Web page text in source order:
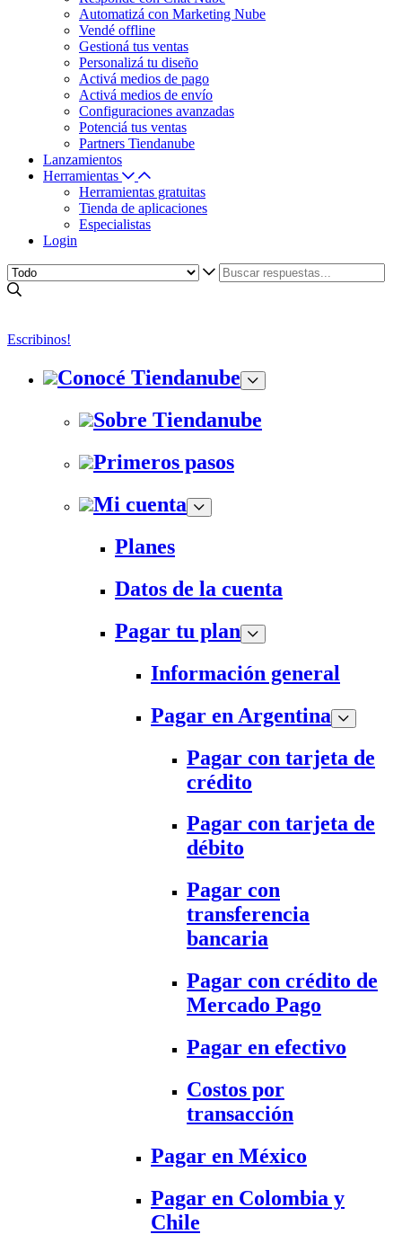
Automatizá con Marketing Nube
Vendé offline
Gestioná tus ventas
Personalizá tu diseño
Activá medios de pago
Activá medios de envío
Configuraciones avanzadas
Potenciá tus ventas
Partners Tiendanube
Lanzamientos
Herramientas
Herramientas gratuitas
Tienda de aplicaciones
Especialistas
Login
Escribinos!
Conocé Tiendanube
Sobre Tiendanube
Primeros pasos
Mi cuenta
Planes
Datos de la cuenta
Pagar tu plan
Información general
Pagar en Argentina
Pagar con tarjeta de
crédito
Pagar con tarjeta de
débito
Pagar con
transferencia
bancaria
Pagar con crédito de
Mercado Pago
Pagar en efectivo
Costos por
transacción
Pagar en México
Pagar en Colombia y
Chile